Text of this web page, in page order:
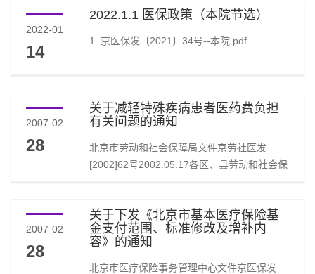
2022-01
14
2022.1.1 医保政策（本院节选）
1_京医保发〔2021〕34号--本院.pdf
2007-02
28
关于减轻特殊疾病患者医药费负担
有关问题的通知
北京市劳动和社会保障局文件京劳社医发
[2002]62号2002.05.17各区、县劳动和社会保
本医疗，经研究对此部分患者的医疗费报销问
题进行调整，现将有关问题通知如下：一、肾
透析患者在门诊因病情需要，所进行的检查、
治疗及使用的相关药品（抗感染用药、抗高血
2007-02
28
关于下发《北京市基本医疗保险基
金支付范围、标准修改及增补内
容》的通知
北京市医疗保险事务管理中心文件京医保发